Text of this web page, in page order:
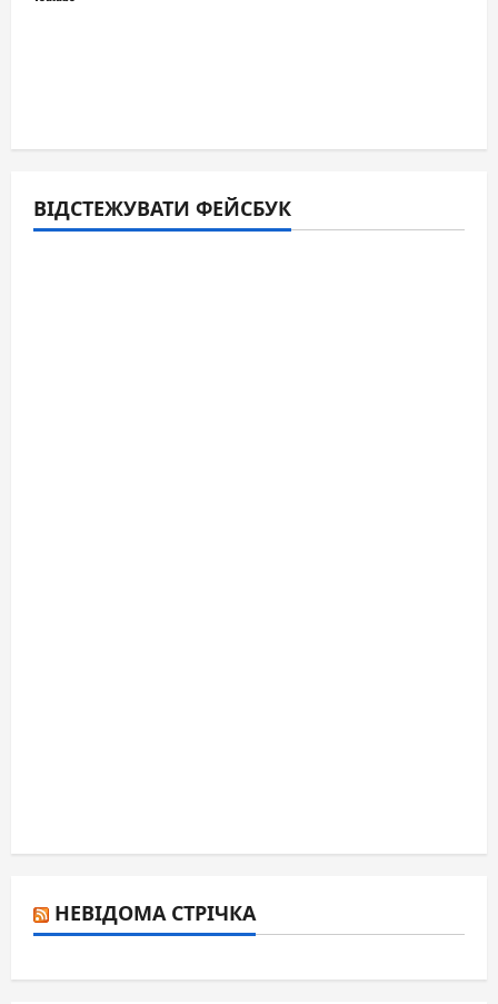
ВІДСТЕЖУВАТИ ФЕЙСБУК
НЕВІДОМА СТРІЧКА